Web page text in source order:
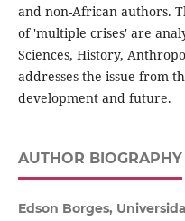
and non-African authors.
of 'multiple crises' are
Sciences, History,
addresses the issue from
development and future.
AUTHOR BIOGRAPHY
Edson Borges,